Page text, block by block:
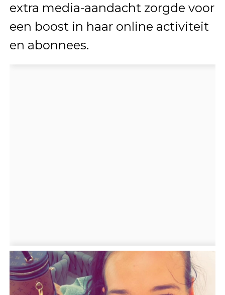
extra media-aandacht zorgde voor
een boost in haar online activiteit
en abonnees.